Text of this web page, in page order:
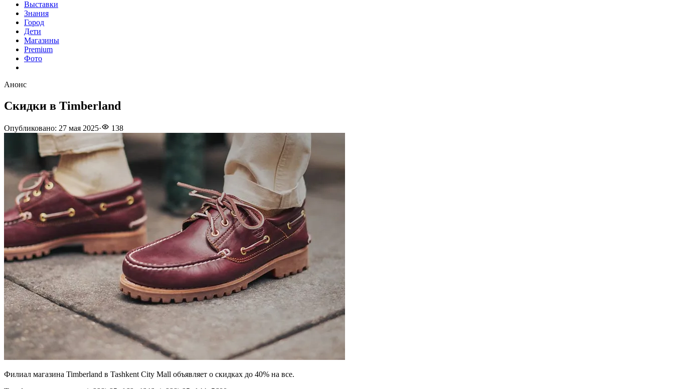
Выставки
Знания
Город
Дети
Магазины
Premium
Фото
Анонс
Скидки в Timberland
Опубликовано: 27 мая 2025· 138
Филиал магазина Timberland в Tashkent City Mall объявляет о скидках до 40% на все.